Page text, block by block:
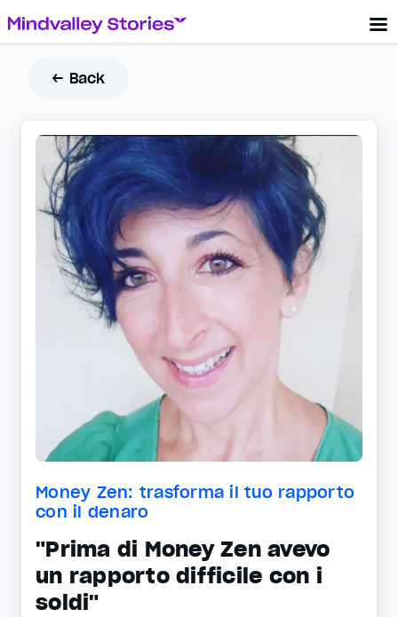
← Back
Money Zen: trasforma il tuo rapporto
con il denaro
"Prima di Money Zen avevo
un rapporto difficile con i
soldi"